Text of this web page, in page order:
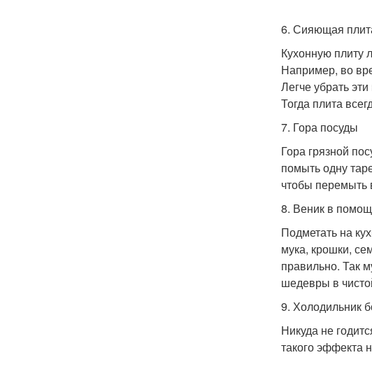
6. Сияющая
Кухонную плиту
Например, во
Легче убрать
Тогда плита
7. Гора посуды
Гора грязной
помыть одну
чтобы перемыть
8. Веник в
Подметать на
мука, крошки,
правильно. Так
шедевры в
9. Холодильник
Никуда не
такого эффекта